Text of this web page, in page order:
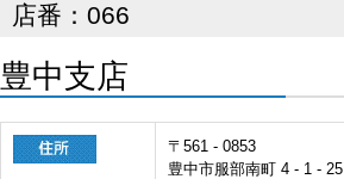
店番：066
豊中支店
〒561 - 0853
豊中市服部南町 4 - 1 - 25